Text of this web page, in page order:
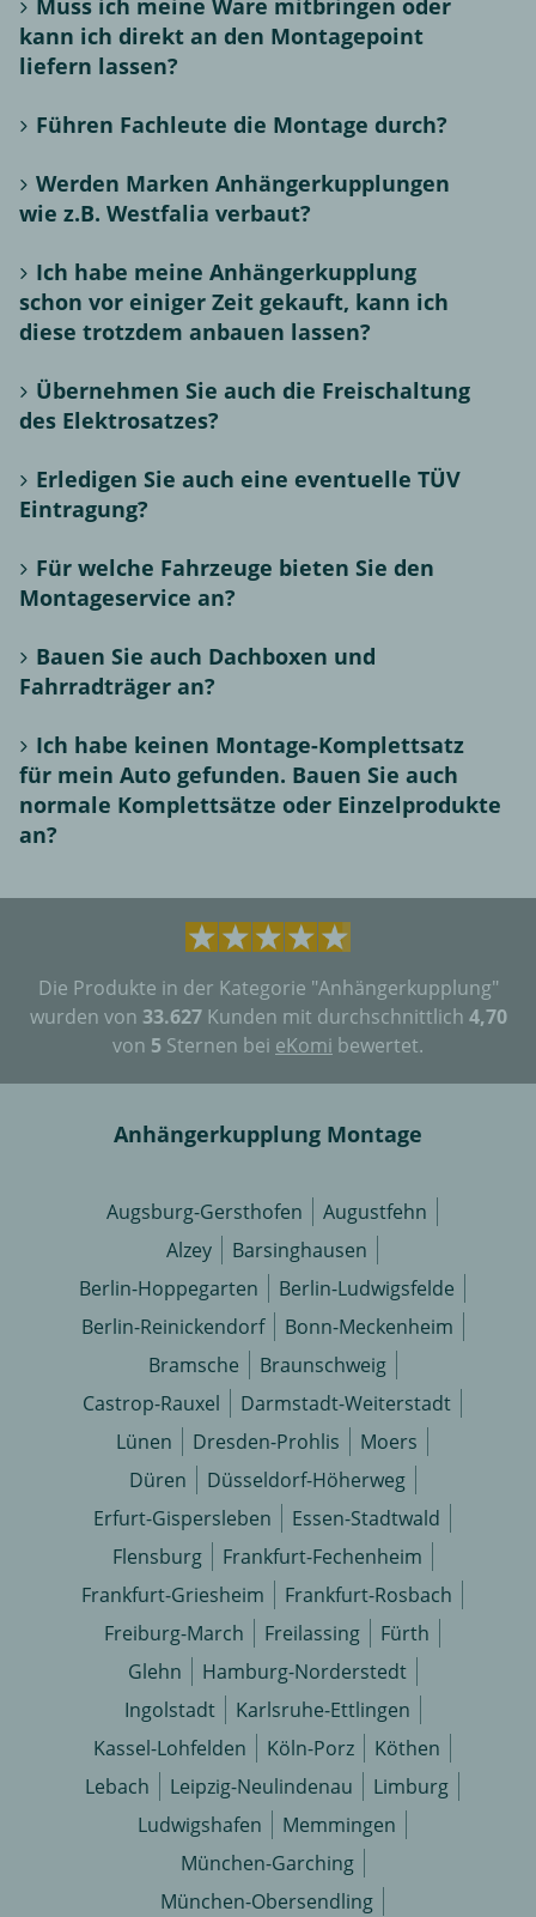
Muss ich meine Ware mitbringen oder
kann ich direkt an den Montagepoint
liefern lassen?
Führen Fachleute die Montage durch?
Werden Marken Anhängerkupplungen
wie z.B. Westfalia verbaut?
Ich habe meine Anhängerkupplung
schon vor einiger Zeit gekauft, kann ich
diese trotzdem anbauen lassen?
Übernehmen Sie auch die Freischaltung
des Elektrosatzes?
Erledigen Sie auch eine eventuelle TÜV
Eintragung?
Für welche Fahrzeuge bieten Sie den
Montageservice an?
Bauen Sie auch Dachboxen und
Fahrradträger an?
Ich habe keinen Montage-Komplettsatz
für mein Auto gefunden. Bauen Sie auch
normale Komplettsätze oder Einzelprodukte
an?
Die Produkte in der Kategorie "Anhängerkupplung"
wurden von 33.627Kunden mit durchschnittlich 4,70
von 5 Sternen bei eKomi bewertet.
Anhängerkupplung Montage
Augsburg-Gersthofen
Augustfehn
Alzey
Barsinghausen
Berlin-Hoppegarten
Berlin-Ludwigsfelde
Berlin-Reinickendorf
Bonn-Meckenheim
Bramsche
Braunschweig
Castrop-Rauxel
Darmstadt-Weiterstadt
Lünen
Dresden-Prohlis
Moers
Düren
Düsseldorf-Höherweg
Erfurt-Gispersleben
Essen-Stadtwald
Flensburg
Frankfurt-Fechenheim
Frankfurt-Griesheim
Frankfurt-Rosbach
Freiburg-March
Freilassing
Fürth
Glehn
Hamburg-Norderstedt
Ingolstadt
Karlsruhe-Ettlingen
Kassel-Lohfelden
Köln-Porz
Köthen
Lebach
Leipzig-Neulindenau
Limburg
Ludwigshafen
Memmingen
München-Garching
München-Obersendling